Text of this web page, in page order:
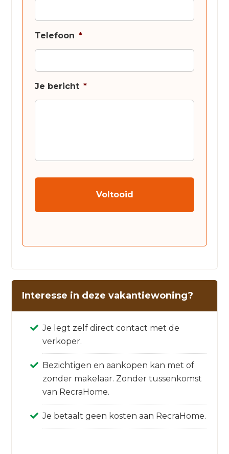
Telefoon *
Je bericht *
Interesse in deze vakantiewoning?
Je legt zelf direct contact met de
verkoper.
Bezichtigen en aankopen kan met of
zonder makelaar. Zonder tussenkomst
van RecraHome.
Je betaalt geen kosten aan RecraHome.